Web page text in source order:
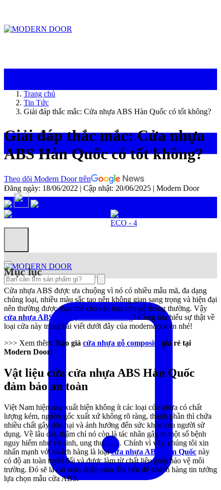
Trang chủ
Tin Tức
Giải đáp thắc mắc: Cửa nhựa ABS Hàn Quốc có tốt không?
Giải đáp thắc mắc: Cửa nhựa
ABS Hàn Quốc có tốt không?
Theo dõi Modern Door trên
Đăng ngày: 18/06/2022 | Cập nhật: 20/06/2025 | Modern Door
Mục lục
Cửa nhựa ABS được ưa chuộng vì nó có nhiều mẫu mã, đa dạng
chủng loại, nhiều màu sắc tạo nên không gian sang trọng và hiện đại
nên thường được thay thế cho các loại cửa gỗ thông thường. Vậy
cửa nhựa ABS Hàn Quốc có tốt không ? Cùng tìm hiểu sự thật về
loại cửa này trong bài viết dưới đây của moderndoor.vn nhé!
>>> Xem thêm: Báo giá cửa nhựa gỗ composite
giá rẻ tại
Modern Door!
Vật liệu cửa cửa nhựa ABS Hàn Quốc
đảm bảo an toàn
Việt Nam hiện nay xuất hiện không ít các loại cửa nhựa có chất
lượng kém, nguồn gốc xuất xứ không rõ ràng, thành phần thì chứa
nhiều chất gây độc hại và ảnh hưởng đến sức khỏe của người sử
dụng. Về lâu dài, thậm chí nó còn là tác nhân gây ra một số bệnh
nguy hiểm như vô sinh, ung thư,…… Chính vì vậy, chúng tôi xin
nhấn mạnh với khách hàng là loạicửa nhựa ABS Hàn Quốc này
có độ an toàn tuyệt đối và được làm từ chất liệu giúp bảo vệ môi
trường. Đó sẽ là cái nhìn thiện cảm đầu tiên để khách hàng tin tưởng
lựa chọn mẫu cửa ABS.